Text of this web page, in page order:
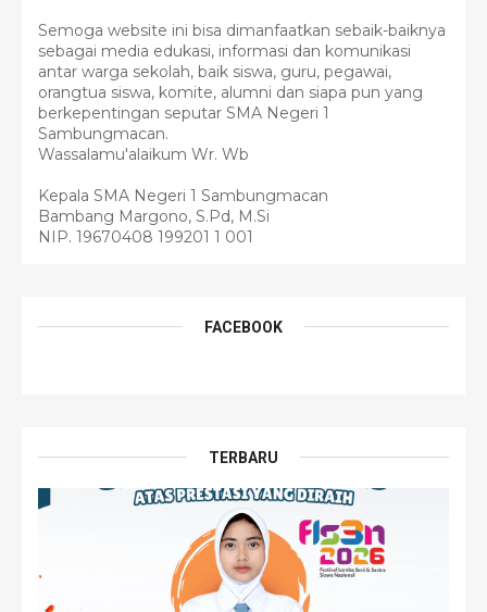
Semoga website ini bisa dimanfaatkan sebaik-baiknya
sebagai media edukasi, informasi dan komunikasi
antar warga sekolah, baik siswa, guru, pegawai,
orangtua siswa, komite, alumni dan siapa pun yang
berkepentingan seputar SMA Negeri 1
Sambungmacan.
Wassalamu'alaikum Wr. Wb
Kepala SMA Negeri 1 Sambungmacan
Bambang Margono, S.Pd, M.Si
NIP. 19670408 199201 1 001
FACEBOOK
TERBARU